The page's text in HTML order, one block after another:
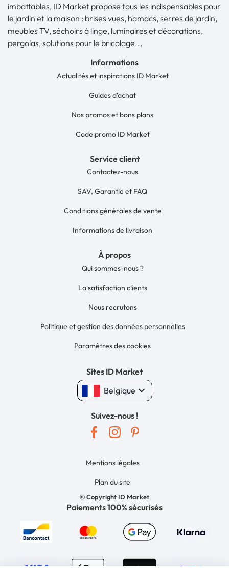
imbattables, ID Market propose tous les indispensables pour
le jardin et la maison : brises vues, hamacs, serres de jardin,
meubles TV, séchoirs à linge, luminaires et décorations,
pergolas, solutions pour le bricolage...
Informations
Actualités et inspirations ID Market
Guides d'achat
Nos promos et bons plans
Code promo ID Market
Service client
Contactez-nous
SAV, Garantie et FAQ
Conditions générales de vente
Informations de livraison
À propos
Qui sommes-nous ?
La satisfaction clients
Nous recrutons
Politique et gestion des données personnelles
Paramètres des cookies
Sites ID Market
Belgique keyboard_arrow_down
Suivez-nous !
© Copyright ID Market
Mentions légales
Plan du site
Paiements 100% sécurisés